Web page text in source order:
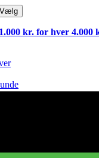
Vælg
kr. for hver 4.000